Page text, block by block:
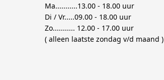
Ma...........13.00 - 18.00 uur
Di / Vr.....09.00 - 18.00 uur
Zo........... 12.00 - 17.00 uur
( alleen laatste zondag v/d maand )